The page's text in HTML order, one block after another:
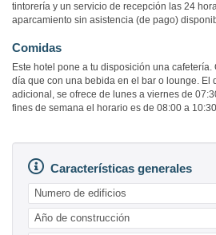
tintorería y un servicio de recepción las 24
aparcamiento sin asistencia (de pago)
Comidas
Este hotel pone a tu disposición una cafetería.
día que con una bebida en el bar o lounge. El
adicional, se ofrece de lunes a viernes de
fines de semana el horario es de 08:00 a
Características generales
Numero de edificios
Año de construcción